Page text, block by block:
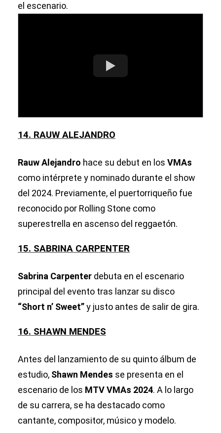
el escenario.
14. RAUW ALEJANDRO
Rauw Alejandro hace su debut en los VMAs
como intérprete y nominado durante el show
del 2024. Previamente, el puertorriqueño fue
reconocido por Rolling Stone como
superestrella en ascenso del reggaetón.
15. SABRINA CARPENTER
Sabrina Carpenter debuta en el escenario
principal del evento tras lanzar su disco
“Short n’ Sweet”y justo antes de salir de gira.
16. SHAWN MENDES
Antes del lanzamiento de su quinto álbum de
estudio, Shawn Mendes se presenta en el
escenario de los MTV VMAs 2024. A lo largo
de su carrera, se ha destacado como
cantante, compositor, músico y modelo.